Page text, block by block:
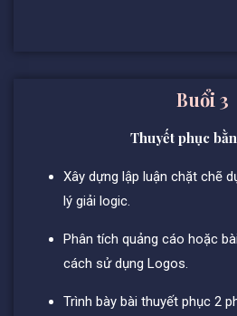
Buổi 3
Thuyết phục
Xây dựng lập luận chặt chẽ
lý giải logic.
Phân tích quảng cáo hoặc
cách sử dụng Logos.
Trình bày bài thuyết phục 2